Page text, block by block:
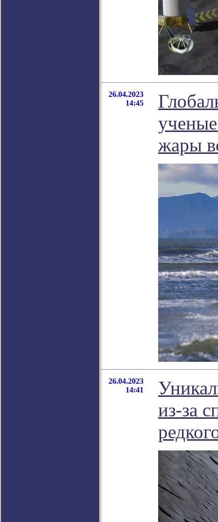
26.04.2023
14:45
жары
26.04.2023
14:41
из-за